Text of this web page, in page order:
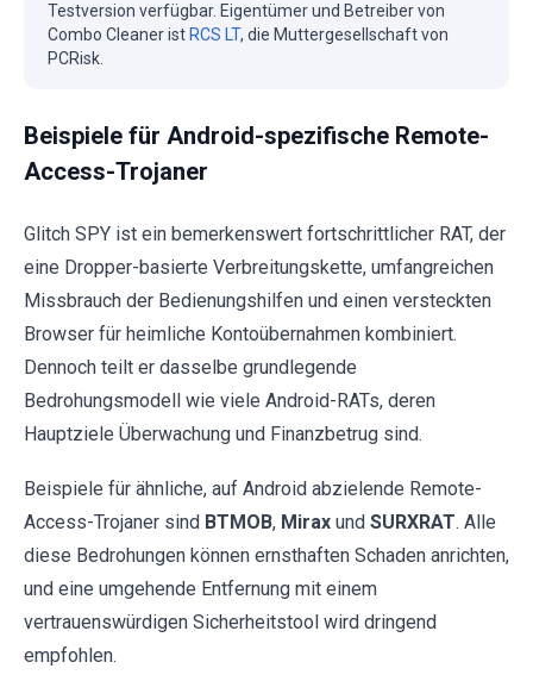
Testversion verfügbar. Eigentümer und Betreiber von
Combo Cleaner ist RCS LT, die Muttergesellschaft von
PCRisk.
Beispiele für Android-spezifische Remote-
Access-Trojaner
Glitch SPY ist ein bemerkenswert fortschrittlicher RAT, der
eine Dropper-basierte Verbreitungskette, umfangreichen
Missbrauch der Bedienungshilfen und einen versteckten
Browser für heimliche Kontoübernahmen kombiniert.
Dennoch teilt er dasselbe grundlegende
Bedrohungsmodell wie viele Android-RATs, deren
Hauptziele Überwachung und Finanzbetrug sind.
Beispiele für ähnliche, auf Android abzielende Remote-
Access-Trojaner sind BTMOB, Mirax und SURXRAT. Alle
diese Bedrohungen können ernsthaften Schaden anrichten,
und eine umgehende Entfernung mit einem
vertrauenswürdigen Sicherheitstool wird dringend
empfohlen.